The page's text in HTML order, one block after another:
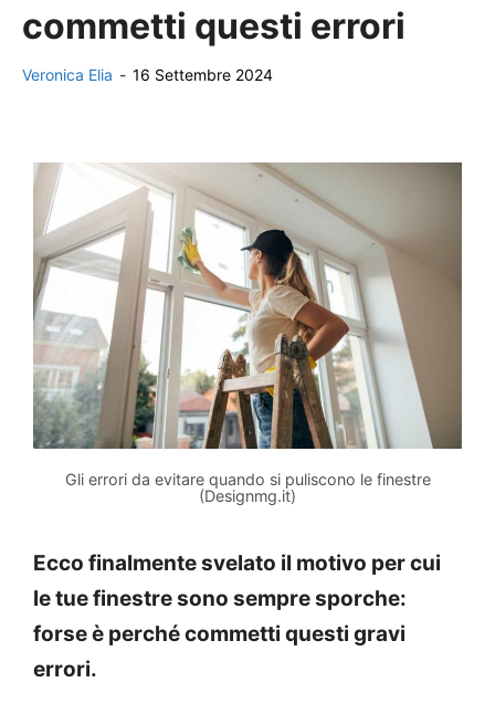
commetti questi errori
Veronica Elia - 16 Settembre 2024
Gli errori da evitare quando si puliscono le finestre
(Designmg.it)
Ecco finalmente svelato il motivo per cui
le tue finestre sono sempre sporche:
forse è perché commetti questi gravi
errori.